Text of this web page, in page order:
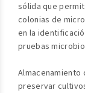
sólida que
colonias de
en la
pruebas
Almacenamiento
preservar